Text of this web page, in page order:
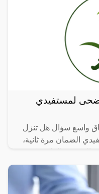
لمستفيدي
واسع سؤال هل تنزل
الأضحى 1444 لمستفيدي الضمان مرة ثانية،